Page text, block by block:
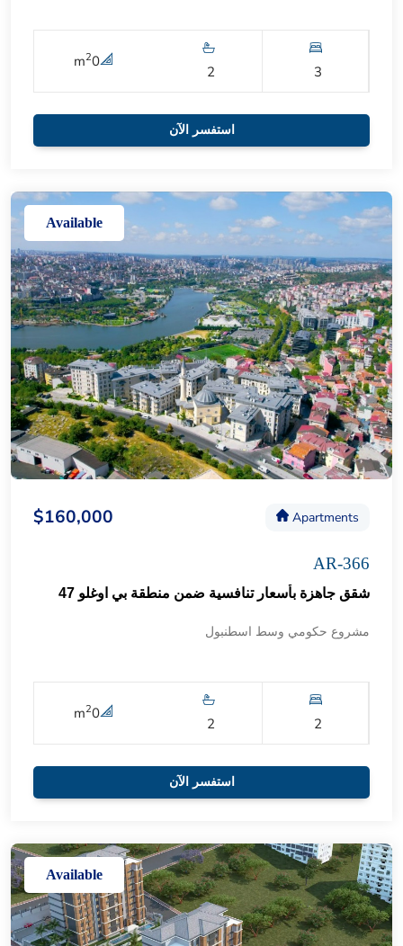
3
2
0
m2
استفسر الآن
Available
Apartments
$160,000
AR-366
شقق جاهزة بأسعار تنافسية ضمن منطقة بي اوغلو 47
مشروع حكومي وسط اسطنبول
2
2
0
m2
استفسر الآن
Available